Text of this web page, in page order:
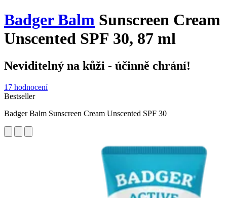
Badger Balm Sunscreen Cream
Unscented SPF 30, 87 ml
Neviditelný na kůži - účinně chrání!
17 hodnocení
Bestseller
Badger Balm Sunscreen Cream Unscented SPF 30